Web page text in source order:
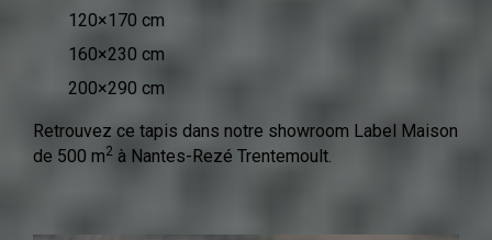
120×170 cm
160×230 cm
200×290 cm
Retrouvez ce tapis dans notre showroom Label Maison
de 500 m2 à Nantes-Rezé Trentemoult.